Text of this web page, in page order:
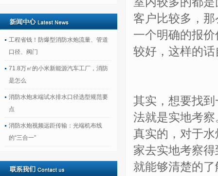
工程省钱！防爆型消防水炮流量、管道
口径、阀门
71.8万㎡的小米新能源汽车工厂，消防
是怎么
消防水炮末端试水排水口径选型规范要
点
消防水炮视频远距传输：光端机布线
的“三合一”
客户比较多，
一个明确的报
较好，这样的
其实，想要找
法就是实地考察
真实的，对于
家去实地考察
就能够清楚的